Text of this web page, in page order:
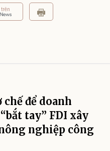
trên
để doanh
tay” FDI xây
nghiệp công